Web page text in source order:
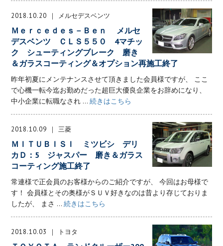
2018.10.20 メルセデスベンツ
Ｍｅｒｃｅｄｅｓ－Ｂｅｎ メルセ
デスベンツ ＣＬＳ５５０ 4マチッ
ク シューティングブレーク 磨き
＆ガラスコーティング＆オプション再施工終了
昨年初夏にメンテナンスさせて頂きました会員様ですが、 ここ
で心機一転今迄お勤めだった超巨大優良企業をお辞めになり、
中小企業に転職なされ ...続きはこちら
2018.10.09 三菱
ＭＩＴＵＢＩＳＩ ミツビシ デリ
カＤ：5 ジャスパー 磨き＆ガラス
コーティング施工終了
常連様で正会員のお客様からのご紹介ですが、 今回はお母様で
す！ 会員様とその奥様がＳＵＶ好きなのは昔より存じておりま
したが、 まさ ...続きはこちら
2018.10.03 トヨタ